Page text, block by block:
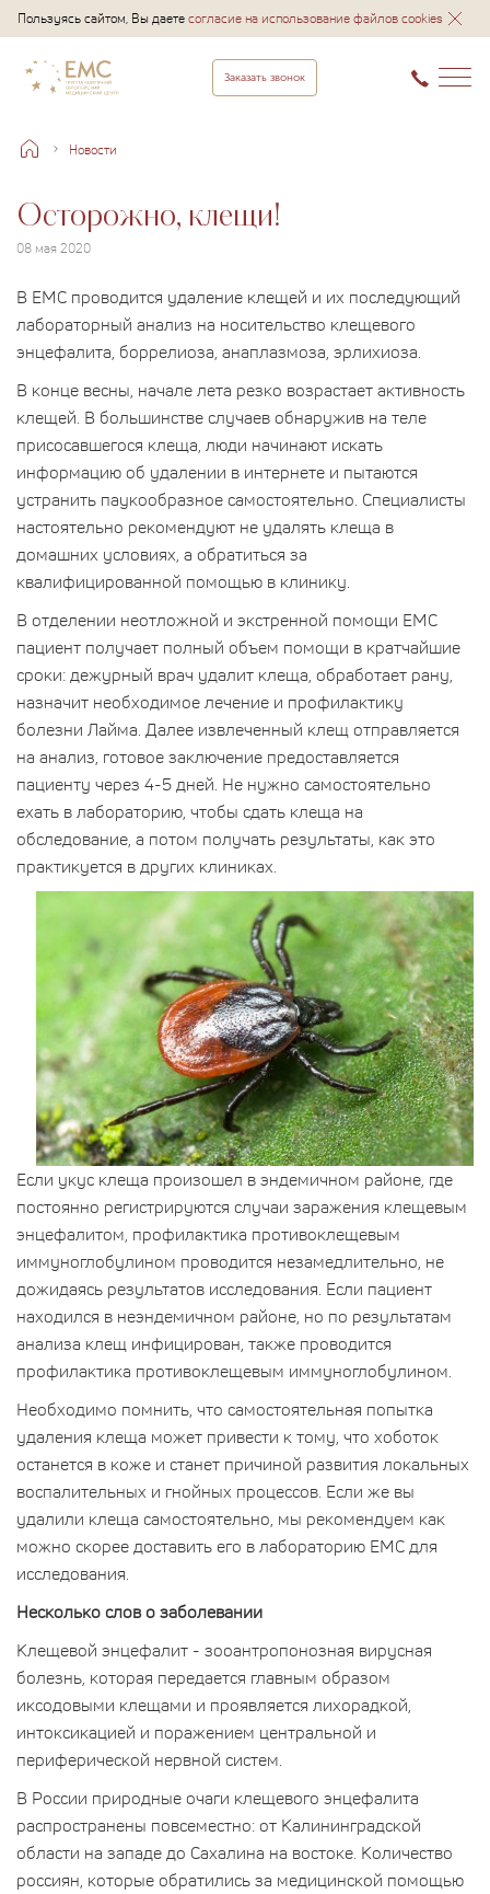
Пользуясь сайтом, Вы даетесогласие на использование файлов cookies
Заказать звонок
Новости
Осторожно, клещи!
08 мая 2020
В ЕМС проводится удаление клещей и их последующий
лабораторный анализ на носительство клещевого
энцефалита, боррелиоза, анаплазмоза, эрлихиоза.
В конце весны, начале лета резко возрастает активность
клещей. В большинстве случаев обнаружив на теле
присосавшегося клеща, люди начинают искать
информацию об удалении в интернете и пытаются
устранить паукообразное самостоятельно. Специалисты
настоятельно рекомендуют не удалять клеща в
домашних условиях, а обратиться за
квалифицированной помощью в клинику.
В отделении неотложной и экстренной помощи ЕМС
пациент получает полный объем помощи в кратчайшие
сроки: дежурный врач удалит клеща, обработает рану,
назначит необходимое лечение и профилактику
болезни Лайма. Далее извлеченный клещ отправляется
на анализ, готовое заключение предоставляется
пациенту через 4-5 дней. Не нужно самостоятельно
ехать в лабораторию, чтобы сдать клеща на
обследование, а потом получать результаты, как это
практикуется в других клиниках.
Если укус клеща произошел в эндемичном районе, где
постоянно регистрируются случаи заражения клещевым
энцефалитом, профилактика противоклещевым
иммуноглобулином проводится незамедлительно, не
дожидаясь результатов исследования. Если пациент
находился в неэндемичном районе, но по результатам
анализа клещ инфицирован, также проводится
профилактика противоклещевым иммуноглобулином.
Необходимо помнить, что самостоятельная попытка
удаления клеща может привести к тому, что хоботок
останется в коже и станет причиной развития локальных
воспалительных и гнойных процессов. Если же вы
удалили клеща самостоятельно, мы рекомендуем как
можно скорее доставить его в лабораторию ЕМС для
исследования.
Несколько слов о заболевании
Клещевой энцефалит - зооантропонозная вирусная
болезнь, которая передается главным образом
иксодовыми клещами и проявляется лихорадкой,
интоксикацией и поражением центральной и
периферической нервной систем.
В России природные очаги клещевого энцефалита
распространены повсеместно: от Калининградской
области на западе до Сахалина на востоке. Количество
россиян, которые обратились за медицинской помощью